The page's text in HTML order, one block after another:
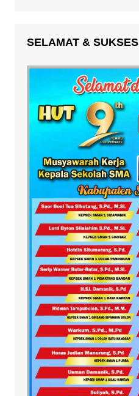
SELAMAT & SUKSES